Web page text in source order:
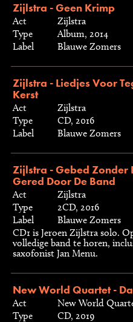
Zijlstra - Geen Krimp
Act
Zijlstra
Type
Album, 2014
Label
Blauwe Zomers
Zijlstra - Liedjes Voor
Kerst
Act
Zijlstra
Type
CD, 2016
Label
Blauwe Zomers
Zijlstra - Gebed Zonder
Gered Door De Band
Act
Zijlstra
Type
2CD, 2016
Label
Blauwe Zomers
CD1 is Jeroen Zijlstra solo.
volledige band te horen,
saxofonist Jan Menu.
New World Quartet -
Act
New World
Type
CD, 2019